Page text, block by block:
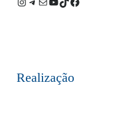
Instagram
Telegram
E-Youtube
TikTok
Facebook
Realização